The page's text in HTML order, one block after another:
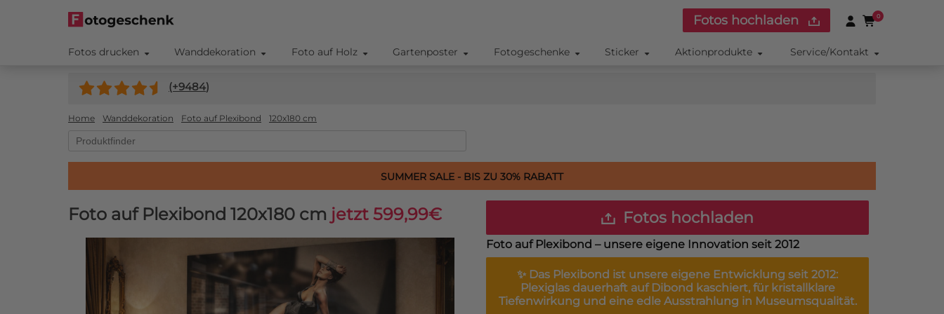
Fotos hochladen 0
Fotos drucken Wanddekoration Foto auf Holz Gartenposter Fotogeschenke Sticker Aktionprodukte Service/Kontakt
(+9484)
Home Wanddekoration Foto auf Plexibond 120x180 cm
SUMMER SALE - BIS ZU 30% RABATT
Foto auf Plexibond 120x180 cm jetzt 599,99€ Fotos hochladen
Foto auf Plexibond – unsere eigene Innovation seit 2012
✨ Das Plexibond ist unsere eigene Entwicklung seit 2012:
Plexiglas dauerhaft auf Dibond kaschiert, für kristallklare
Tiefenwirkung und eine edle Ausstrahlung in Museumsqualität.